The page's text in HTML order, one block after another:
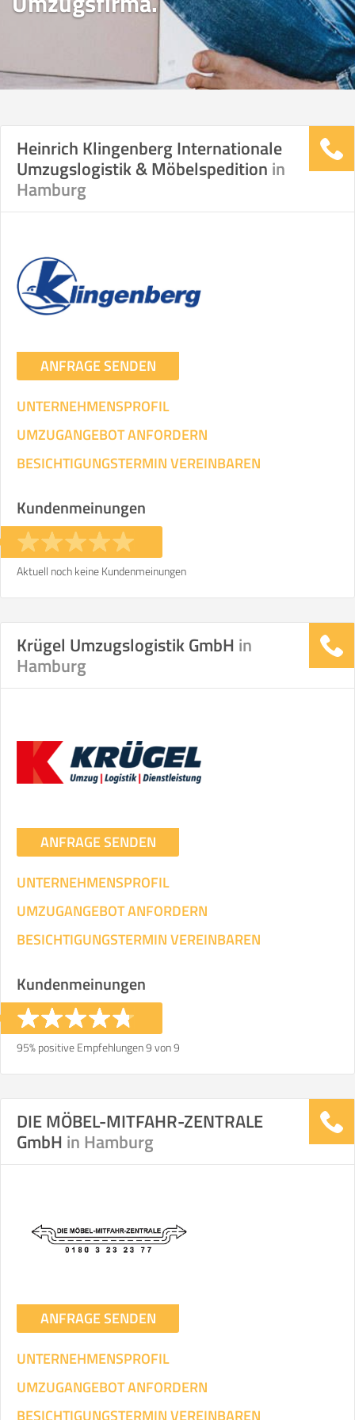
Heinrich Klingenberg Internationale
Umzugslogistik & Möbelspedition in
Hamburg
ANFRAGE SENDEN
UNTERNEHMENSPROFIL
UMZUGANGEBOT ANFORDERN
BESICHTIGUNGSTERMIN VEREINBAREN
Kundenmeinungen
Aktuell noch keine Kundenmeinungen
Krügel Umzugslogistik GmbH in
Hamburg
ANFRAGE SENDEN
UNTERNEHMENSPROFIL
UMZUGANGEBOT ANFORDERN
BESICHTIGUNGSTERMIN VEREINBAREN
Kundenmeinungen
95% positive Empfehlungen 9 von 9
DIE MÖBEL-MITFAHR-ZENTRALE
GmbH in Hamburg
ANFRAGE SENDEN
UNTERNEHMENSPROFIL
UMZUGANGEBOT ANFORDERN
BESICHTIGUNGSTERMIN VEREINBAREN